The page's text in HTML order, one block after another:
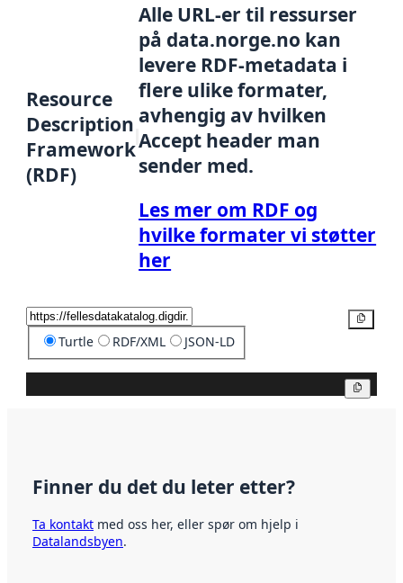
Resource
Description
Framework
(RDF)
Alle URL-er til ressurser
på data.norge.no kan
levere RDF-metadata i
flere ulike formater,
avhengig av hvilken
Accept header man
sender med.
Les mer om RDF og
hvilke formater vi støtter
her
Turtle RDF/XML JSON-LD
Finner du det du leter etter?
Ta kontakt med oss her, eller spør om hjelp i
Datalandsbyen.